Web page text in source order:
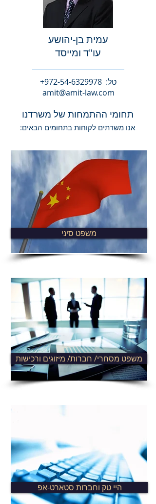
עמית בן-יהושע
עו"ד ומייסד
טל: 972-54-6329978
+
amit@amit-law.com
תחומי ההתמחות של משרדנו
אנו משרתים לקוחות בתחומים הבאים:
משפט סיני
משפט מסחרי/ חברות/ מיזוגים ורכישות
היי טק וחברות סטארט-אפ